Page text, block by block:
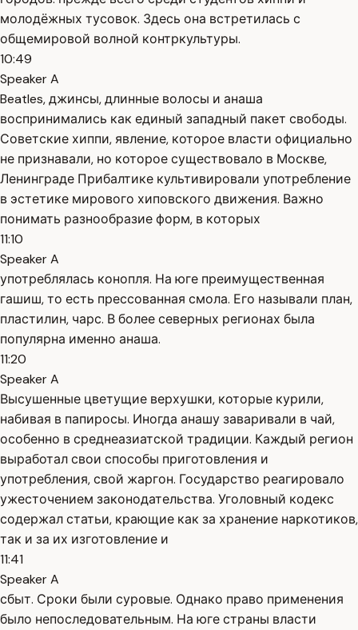
молодёжных тусовок. Здесь она встретилась с
общемировой волной контркультуры.
10:49
Speaker A
Beatles, джинсы, длинные волосы и анаша
воспринимались как единый западный пакет свободы.
Советские хиппи, явление, которое власти официально
не признавали, но которое существовало в Москве,
Ленинграде Прибалтике культивировали употребление
в эстетике мирового хиповского движения. Важно
понимать разнообразие форм, в которых
11:10
Speaker A
употреблялась конопля. На юге преимущественная
гашиш, то есть прессованная смола. Его называли план,
пластилин, чарс. В более северных регионах была
популярна именно анаша.
11:20
Speaker A
Высушенные цветущие верхушки, которые курили,
набивая в папиросы. Иногда анашу заваривали в чай,
особенно в среднеазиатской традиции. Каждый регион
выработал свои способы приготовления и
употребления, свой жаргон. Государство реагировало
ужесточением законодательства. Уголовный кодекс
содержал статьи, крающие как за хранение наркотиков,
так и за их изготовление и
11:41
Speaker A
сбыт. Сроки были суровые. Однако право применения
было непоследовательным. На юге страны власти